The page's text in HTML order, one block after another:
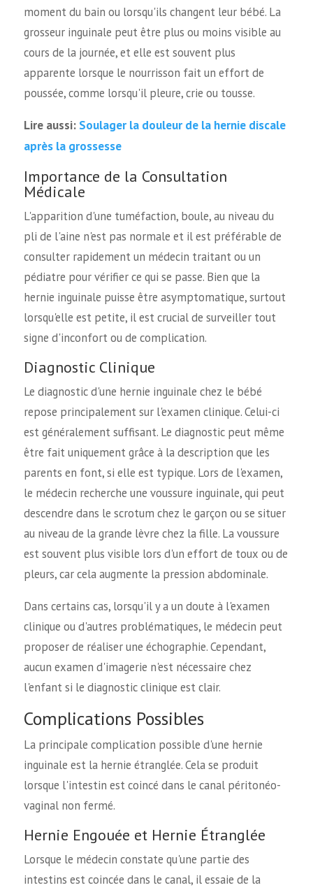
moment du bain ou lorsqu'ils changent leur bébé. La
grosseur inguinale peut être plus ou moins visible au
cours de la journée, et elle est souvent plus
apparente lorsque le nourrisson fait un effort de
poussée, comme lorsqu'il pleure, crie ou tousse.
Lire aussi: Soulager la douleur de la hernie discale
après la grossesse
Importance de la Consultation
Médicale
L'apparition d'une tuméfaction, boule, au niveau du
pli de l'aine n'est pas normale et il est préférable de
consulter rapidement un médecin traitant ou un
pédiatre pour vérifier ce qui se passe. Bien que la
hernie inguinale puisse être asymptomatique, surtout
lorsqu'elle est petite, il est crucial de surveiller tout
signe d'inconfort ou de complication.
Diagnostic Clinique
Le diagnostic d'une hernie inguinale chez le bébé
repose principalement sur l'examen clinique. Celui-ci
est généralement suffisant. Le diagnostic peut même
être fait uniquement grâce à la description que les
parents en font, si elle est typique. Lors de l'examen,
le médecin recherche une voussure inguinale, qui peut
descendre dans le scrotum chez le garçon ou se situer
au niveau de la grande lèvre chez la fille. La voussure
est souvent plus visible lors d'un effort de toux ou de
pleurs, car cela augmente la pression abdominale.
Dans certains cas, lorsqu'il y a un doute à l'examen
clinique ou d'autres problématiques, le médecin peut
proposer de réaliser une échographie. Cependant,
aucun examen d'imagerie n'est nécessaire chez
l'enfant si le diagnostic clinique est clair.
Complications Possibles
La principale complication possible d'une hernie
inguinale est la hernie étranglée. Cela se produit
lorsque l'intestin est coincé dans le canal péritonéo-
vaginal non fermé.
Hernie Engouée et Hernie Étranglée
Lorsque le médecin constate qu'une partie des
intestins est coincée dans le canal, il essaie de la